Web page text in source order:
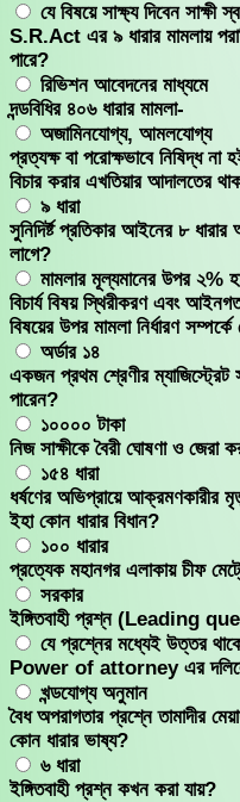
যে বিষয়ে সাক্ষ্য দিবেন সাক্ষী
S.R.Act এর ৯ ধারার মামলায়
পারে?
রিভিশন আবেদনের মাধ্যমে
দন্ডবিধির ৪০৬ ধারার মামলা-
অজামিনযোগ্য, আমলযোগ্য
প্রত্যক্ষ বা পরোক্ষভাবে নিষিদ্ধ
বিচার করার এখতিয়ার আদালতের
৯ ধারা
সুনিদির্ষ্ট প্রতিকার আইনের ৮
লাগে?
মামলার মূল্যমানের উপর ২%
বিচার্য বিষয় স্থিরীকরণ এবং আইনগত
বিষয়ের উপর মামলা নির্ধারণ
অর্ডার ১৪
একজন প্রথম শ্রেণীর ম্যাজিস্ট্রেট
পারেন?
১০০০০ টাকা
নিজ সাক্ষীকে বৈরী ঘোষণা ও জেরা
১৫৪ ধারা
ধর্ষণের অভিপ্রায়ে আক্রমণকারীর
ইহা কোন ধারার বিধান?
১০০ ধারার
প্রত্যেক মহানগর এলাকায় চীফ
সরকার
ইঙ্গিতবাহী প্রশ্ন (Leading
যে প্রশ্নের মধ্যেই উত্তর
Power of attorney এর
খন্ডযোগ্য অনুমান
বৈধ অপরাগতার প্রশ্নে তামাদীর
কোন ধারার ভাষ্য?
৬ ধারা
ইঙ্গিতবাহী প্রশ্ন কখন করা যায়?